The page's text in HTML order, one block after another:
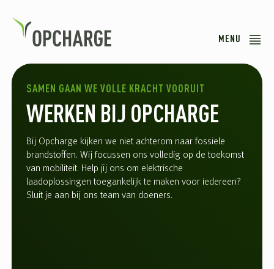
MENU
SAMEN GAAN WE VOLLE KRACHT VOORUIT
WERKEN BIJ OPCHARGE
Bij Opcharge kijken we niet achterom naar fossiele
brandstoffen. Wij focussen ons volledig op de toekomst
van mobiliteit. Help jij ons om elektrische
laadoplossingen toegankelijk te maken voor iedereen?
Sluit je aan bij ons team van doeners.